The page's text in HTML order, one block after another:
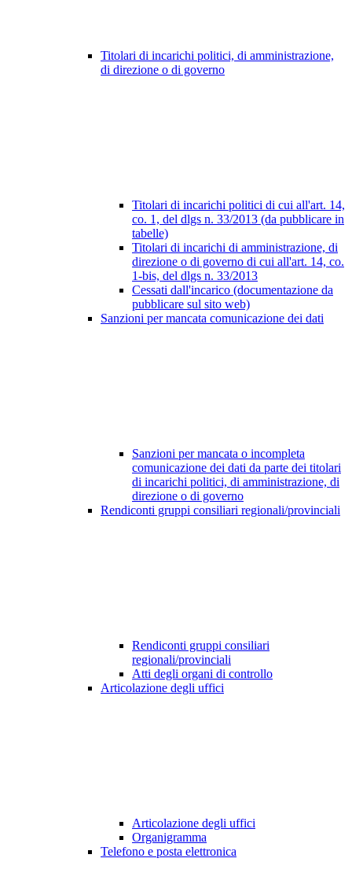
Titolari di incarichi politici, di amministrazione,
di direzione o di governo
Titolari di incarichi politici di cui all'art. 14,
co. 1, del dlgs n. 33/2013 (da pubblicare in
tabelle)
Titolari di incarichi di amministrazione, di
direzione o di governo di cui all'art. 14, co.
1-bis, del dlgs n. 33/2013
Cessati dall'incarico (documentazione da
pubblicare sul sito web)
Sanzioni per mancata comunicazione dei dati
Sanzioni per mancata o incompleta
comunicazione dei dati da parte dei titolari
di incarichi politici, di amministrazione, di
direzione o di governo
Rendiconti gruppi consiliari regionali/provinciali
Rendiconti gruppi consiliari
regionali/provinciali
Atti degli organi di controllo
Articolazione degli uffici
Articolazione degli uffici
Organigramma
Telefono e posta elettronica